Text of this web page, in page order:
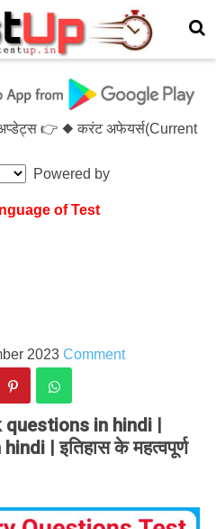
👉 ◆ करंट अफेयर्स(Current
Powered by
of Test
2023 Comment
in hindi |
| इतिहास के महत्वपूर्ण